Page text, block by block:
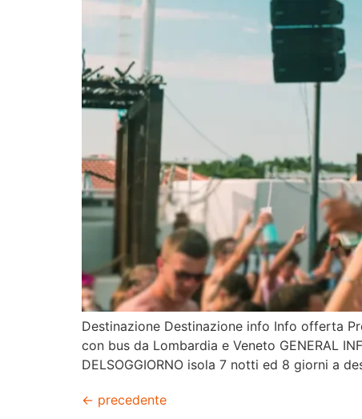
Destinazione Destinazione info Info offerta
con bus da Lombardia e Veneto GENERAL
DELSOGGIORNO isola 7 notti ed 8 giorni a
← precedente